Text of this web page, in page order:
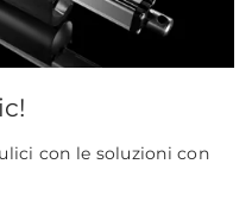
con le soluzioni con